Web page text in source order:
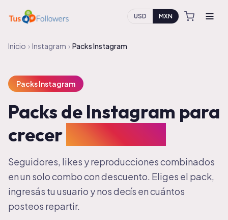
USD MXN
Inicio › Instagram › Packs Instagram
Packs Instagram
Packs de Instagram para
crecer
todo en uno
Seguidores, likes y reproducciones combinados
en un solo combo con descuento. Eliges el pack,
ingresás tu usuario y nos decís en cuántos
posteos repartir.